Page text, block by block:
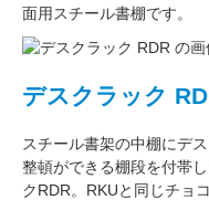
面用スチール書棚です。
デスクラック
スチール書架の中棚にデ
整頓ができる棚段を付帯
クRDR。RKUと同じチョ